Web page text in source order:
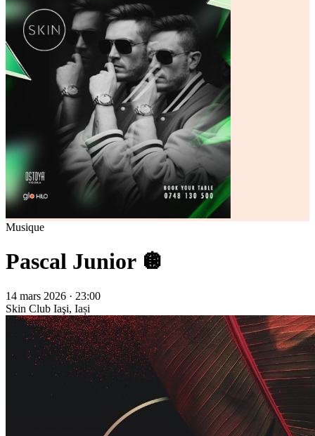
Musique
Pascal Junior 🪩
14 mars 2026 · 23:00
Skin Club Iaşi, Iași